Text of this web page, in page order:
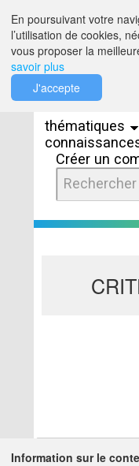
thématiques
Créer un
En poursuivant votre
l’utilisation de cookies,
vous proposer la
savoir plus
J'accepte
Information sur le